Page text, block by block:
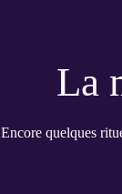
La
Encore quelques